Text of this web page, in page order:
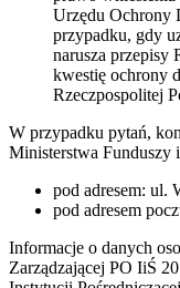
Urzędu Ochrony
przypadku, gdy
narusza przepisy
kwestię ochrony
Rzeczpospolitej
W przypadku pytań,
Ministerstwa Funduszy
pod adresem: ul.
pod adresem
Informacje o danych
Zarządzającej PO IiŚ